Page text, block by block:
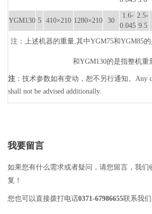
YGM130 5 410×210 1280×210 30
1.6-
0.045
2.5-
9.5
注：上述机器的重量,其中YGM75和YGM85的
和YGM130的是指整机重
注 ：技术参数如有变动，恕不另行通知。Any
shall not be advised additionally.
我要留言
如果您有什么需求或者疑问，请您留言，我们
复！
您也可以直接拨打电话0371-67986655联系我